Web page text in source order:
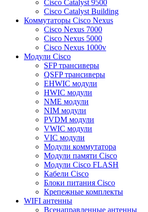
Cisco Catalyst 9500
Cisco Catalyst Building
Коммутаторы Cisco Nexus
Cisco Nexus 7000
Cisco Nexus 5000
Cisco Nexus 1000v
Модули Cisco
SFP трансиверы
QSFP трансиверы
EHWIC модули
HWIC модули
NME модули
NIM модули
PVDM модули
VWIC модули
VIC модули
Модули коммутатора
Модули памяти Cisco
Модули Cisco FLASH
Кабели Cisco
Блоки питания Cisco
Крепежные комплекты
WIFI антенны
Всенаправленные антенны